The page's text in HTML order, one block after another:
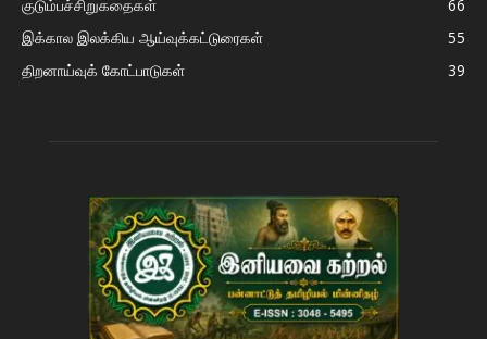
குடும்பச்சிறுகதைகள்
66
இக்கால இலக்கிய ஆய்வுக்கட்டுரைகள்
55
திறனாய்வுக் கோட்பாடுகள்
39